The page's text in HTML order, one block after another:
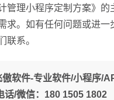
管理小程序定制方案》的
求。如有任何问题或进一
联系。
傲软件-专业软件/小程序/
话/微信：180 1505 1802